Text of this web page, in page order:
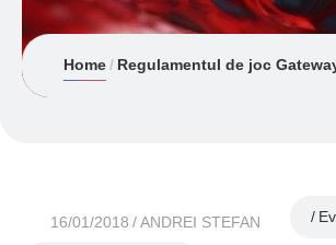
Home Regulamentul de joc Gateway VR Arena – Bucharest
16/01/2018 ANDREI STEFAN